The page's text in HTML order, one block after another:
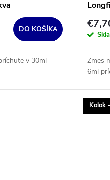
DO KOŠÍKA
v 30ml
Zmes
6ml
Kolok